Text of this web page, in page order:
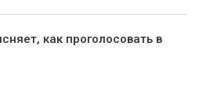
как проголосовать в